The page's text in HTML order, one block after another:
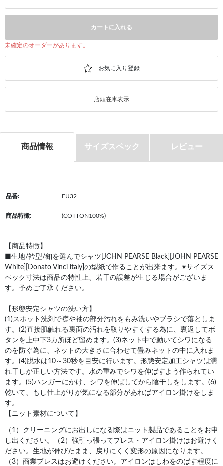
カートに入れる
未確定のオーダーがあります。
店頭在庫表示
商品情報 サイズスペック レビュー
品番: EU32
商品特徴: (COTTON100%)
【商品特徴】
■生地/衿型/釦を選んでシャツ[JOHN PEARSE Black][JOHN PEARSE
White][Donato Vinci italy]の型紙で作ることが出来ます。※サイズス
ペック寸法は商品の特性上、若干の誤差が生じる場合がございま
す。予めご了承ください。
【形態安定シャツの洗い方】
(1)スポット洗剤で襟や袖の部分汚れをもみ洗いやブラシで落としま
す。(2)直接肌触れる裏面の汚れを取りやすくする為に、裏返してボ
タンを上中下3カ所ほど留めます。(3)ネット中で動いてシワになる
のを防ぐ為に、ネットの大きさに合わせて畳みネットの中に入れま
す。(4)脱水は10～30秒を目安に行います。形態安定加工シャツは濡
れ干しが正しい方法です。水の重みでシワを伸ばすよう作られてい
ます。(5)ハンガーにかけ、シワを伸ばしてから陰干しをします。(6)
乾いて、もし仕上がりが気になる部分があればアイロン掛けをしま
す。
【ニット素材について】
（1）クリーニングにお出しになる際はニット製品であることをお申
し出ください。（2）強引っ張ってプレス・アイロン掛けはお避けく
ださい。生地が伸びたまま、戻りにくく変形の原因になります。
（3）商業プレスはお避けください。アイロンはしわをのばす程度に